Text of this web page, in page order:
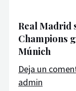
Real Madrid
Champions
Múnich
Deja un
admin